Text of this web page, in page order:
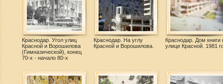
Краснодар. Угол улиц
Красной и Ворошилова
(Гимназической), конец
70-х - начало 80-х
Краснодар. На углу
Красной и Ворошилова.
Краснодар. Дом книги
улице Красной. 1981